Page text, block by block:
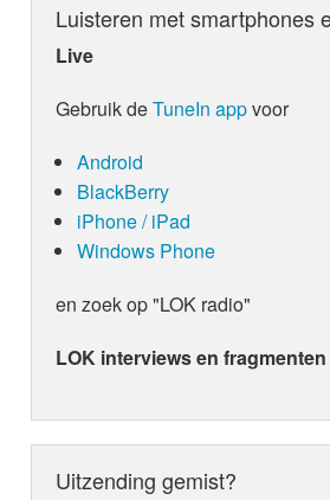
Luisteren met smartphones
Live
Gebruik deTuneIn appvoor
Android
BlackBerry
iPhone / iPad
Windows Phone
en zoek op "LOK radio"
LOK interviews en
Uitzending gemist?